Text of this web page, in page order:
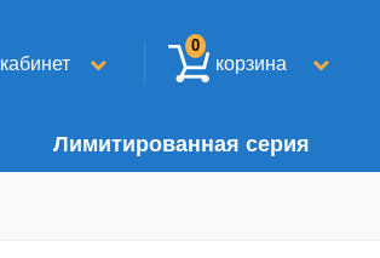
кабинет корзина
0
Лимитированная серия